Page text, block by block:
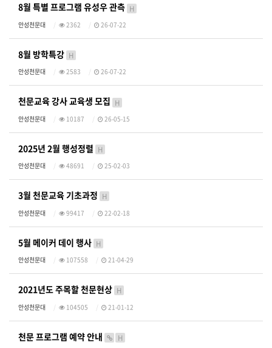
8월 특별 프로그램 유성우 관측 H
안성천문대 2362 26-07-22
8월 방학특강 H
안성천문대 2583 26-07-22
천문교육 강사 교육생 모집 H
안성천문대 10187 26-05-15
2025년 2월 행성정렬 H
안성천문대 48691 25-02-03
3월 천문교육 기초과정 H
안성천문대 99417 22-02-18
5월 메이커 데이 행사 H
안성천문대 107558 21-04-29
2021년도 주목할 천문현상 H
안성천문대 104505 21-01-12
천문 프로그램 예약 안내 H